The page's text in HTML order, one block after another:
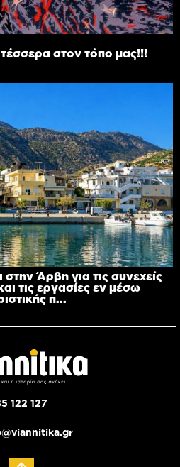
στον τόπο μας!!!
Άρβη για τις συνεχείς
τις εργασίες εν μέσω
π...
122 127